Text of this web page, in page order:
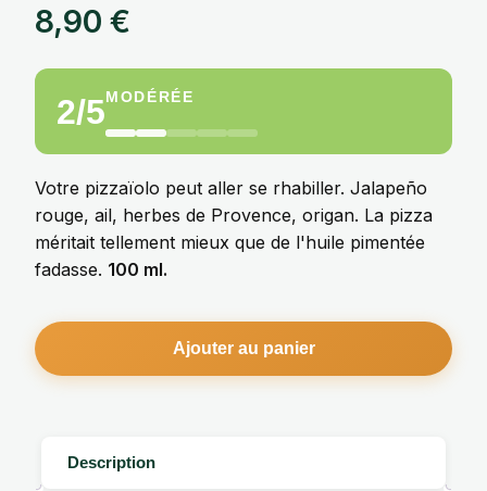
8,90 €
2/5 MODÉRÉE
Votre pizzaïolo peut aller se rhabiller. Jalapeño
rouge, ail, herbes de Provence, origan. La pizza
méritait tellement mieux que de l'huile pimentée
fadasse. 100 ml.
Ajouter au panier
Description